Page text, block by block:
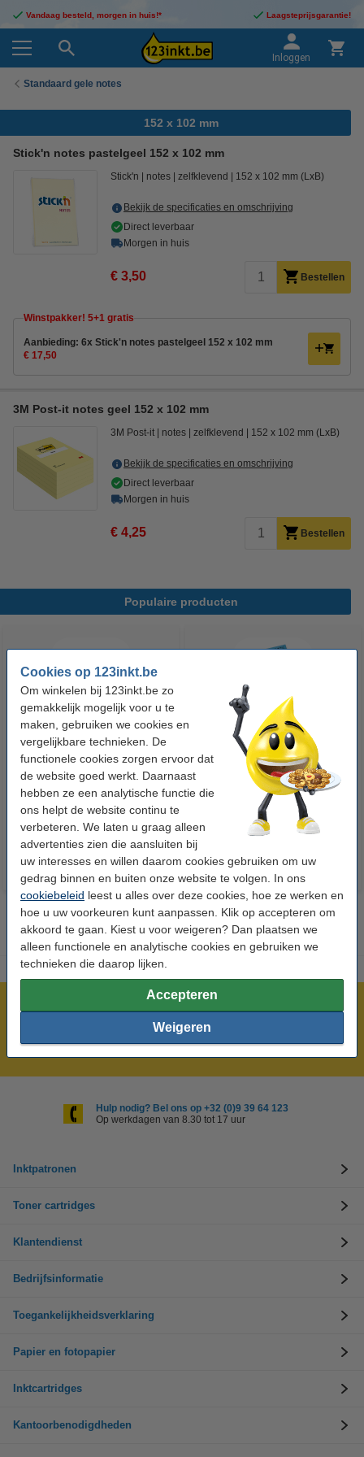
Cookies op 123inkt.be
Om winkelen bij 123inkt.be zo
gemakkelijk mogelijk voor u te
maken, gebruiken we cookies en
vergelijkbare technieken. De
functionele cookies zorgen ervoor dat
de website goed werkt. Daarnaast
hebben ze een analytische functie die
ons helpt de website continu te
verbeteren. We laten u graag alleen
advertenties zien die aansluiten bij
uw interesses en willen daarom cookies gebruiken om uw
gedrag binnen en buiten onze website te volgen. In ons
cookiebeleid leest u alles over deze cookies, hoe ze werken en
hoe u uw voorkeuren kunt aanpassen. Klik op accepteren om
akkoord te gaan. Kiest u voor weigeren? Dan plaatsen we
alleen functionele en analytische cookies en gebruiken we
technieken die daarop lijken.
Accepteren
Weigeren
Vandaag besteld, morgen in huis!* Laagsteprijsgarantie!
Inloggen
Standaard gele notes
152 x 102 mm
Stick'n notes pastelgeel 152 x 102 mm
Stick'n notes zelfklevend 152 x 102 mm (LxB)
Bekijk de specificaties en omschrijving
Direct leverbaar
Morgen in huis
€ 3,50 Bestellen
Winstpakker! 5+1 gratis
Aanbieding: 6x Stick'n notes pastelgeel 152 x 102 mm
€ 17,50
3M Post-it notes geel 152 x 102 mm
3M Post-it notes zelfklevend 152 x 102 mm (LxB)
Bekijk de specificaties en omschrijving
Direct leverbaar
Morgen in huis
€ 4,25 Bestellen
Populaire producten
123accu Xtreme Power MN1500
Penlite AA batterij 24 stuks
€ 14,95 Incl. 21% btw
123inkt kopieerpapier 1 pak van
500 vellen A4 - 80 g/m²
€ 7,25 Incl. 21% btw
Voor 22.00 uur besteld, morgen in huis!
Hulp nodig? Bel ons op +32 (0)9 39 64 123
Op werkdagen van 8.30 tot 17 uur
Inktpatronen
Toner cartridges
Klantendienst
Bedrijfsinformatie
Toegankelijkheidsverklaring
Papier en fotopapier
Inktcartridges
Kantoorbenodigdheden